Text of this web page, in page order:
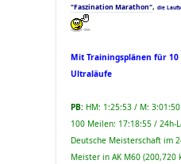
"Faszination Marathon", die
Mit Trainingsplänen für
Ultraläufe
PB: HM: 1:25:53 / M:
100 Meilen: 17:18:55 / 24h-
Deutsche Meisterschaft im
Meister in AK M60